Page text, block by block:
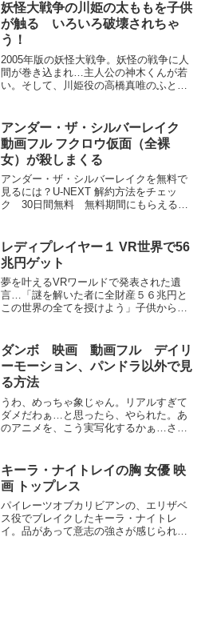
妖怪大戦争の川姫の太ももを子供
が触る いろいろ破壊されちゃ
う！
2005年版の妖怪大戦争。妖怪の戦争に人
間が巻き込まれ…主人公の神木くんが若
い。そして、川姫役の高橋真唯のふとも
らすじ妖怪大戦争見るのにお金使いたく
ないというあなたは、...
アンダー・ザ・シルバーレイク
動画フル フクロウ仮面（全裸
女）が殺しまくる
アンダー・ザ・シルバーレイクを無料で
見るには？U-NEXT 解約方法をチェッ
ク 30日間無料 無料期間にもらえるポ
録不要 30日の無料期間にタダ見できる
TSUTAY...
レディプレイヤー１ VR世界で56
兆円ゲット
夢を叶えるVRワールドで発表された遺
言…「謎を解いた者に全財産５６兆円と
この世界の全てを授けよう」子供から巨
「レディ・プレイヤー1」の動画視聴・あ
らすじ | U-NEXT...
ダンボ 映画 動画フル デイリ
ーモーション、パンドラ以外で見
る方法
うわ、めっちゃ象じゃん。リアルすぎて
ダメだわぁ…と思ったら、やられた。あ
のアニメを、こう実写化するかぁ…さす
NEXT30日間無料 無料期間にもらえる
ポイントでタ...
キーラ・ナイトレイの胸 女優 映
画 トップレス
パイレーツオブカリビアンの、エリザベ
ス役でブレイクしたキーラ・ナイトレ
イ。品があって意志の強さが感じられる